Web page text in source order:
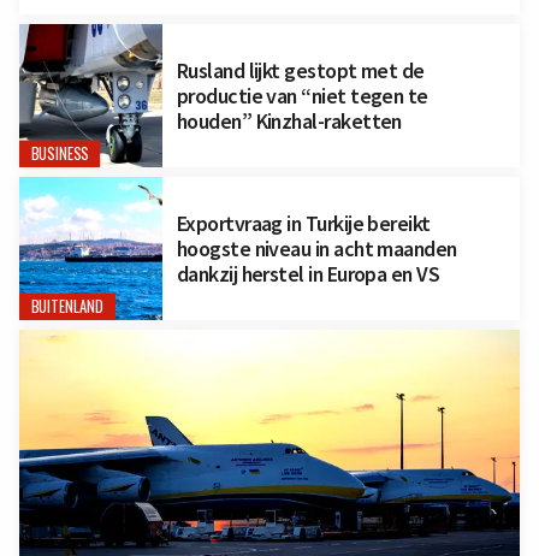
BUSINESS
Rusland lijkt gestopt met de
productie van “niet tegen te
houden” Kinzhal-raketten
BUITENLAND
Exportvraag in Turkije bereikt
hoogste niveau in acht maanden
dankzij herstel in Europa en VS